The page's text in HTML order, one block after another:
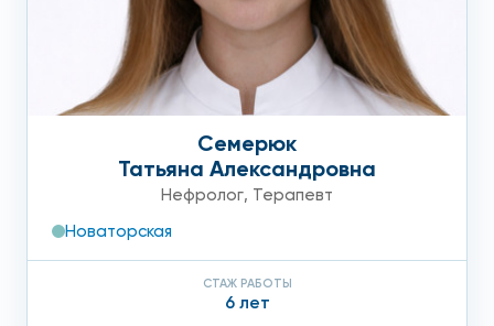
Семерюк
Татьяна Александровна
Нефролог, Терапевт
Новаторская
СТАЖ РАБОТЫ
6 лет